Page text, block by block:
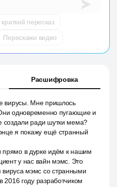
пересказ
Перескажи видео
Расшифровка
вирусы. Мне пришлось
одновременно пугающие и
ради шутки мема?
я покажу ещё странный
прямо в дурке идём к нашим
у нас вайн мэмс. Это
мэмс со странными
году разработчиком